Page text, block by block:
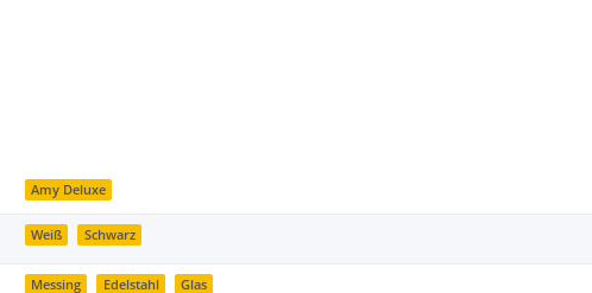
Amy Deluxe
Weiß Schwarz
Messing Edelstahl Glas